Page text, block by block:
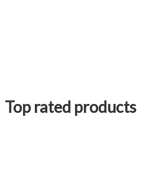
Top rated products